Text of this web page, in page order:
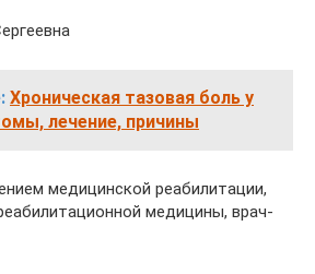
Хроническая тазовая боль у
лечение, причины
медицинской реабилитации,
медицины, врач-